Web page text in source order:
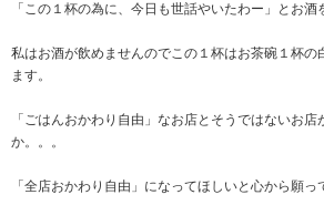
「この１杯の為に、今日も世話やいたわー」とお
私はお酒が飲めませんのでこの１杯はお茶碗１杯の
ます。
「ごはんおかわり自由」なお店とそうではないお
か。。。
「全店おかわり自由」になってほしいと心から願っ